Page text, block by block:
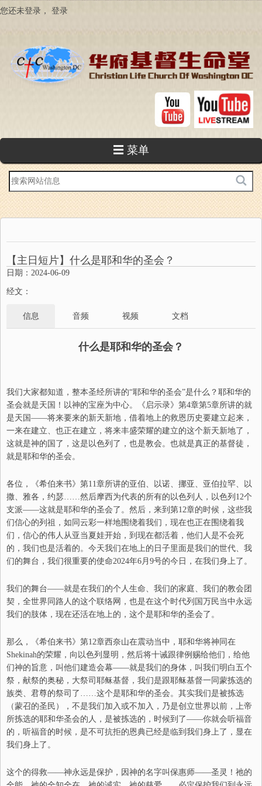
跳
您还未登录， 登录
☰ 菜单
站
内
搜
索
【主日短片】什么是耶和华的圣会？
日期：2024-06-09
经文：
信息 音频 视频 文档
什么是耶和华的圣会？
我们大家都知道，整本圣经所讲的“耶和华的圣会”是什么？耶和华的
圣会就是天国！以神的宝座为中心。
《启示录》第4章第5章所讲的就
是天国 ——将来要来的新天新地， 借着地上的救恩历史要建立起来，
一来在建立、 也正在建立，将来丰盛荣耀的建立的这个新天新地了，
这就是神的国了 ， 这是以色列 了 ，也是教会。也就是真正的基督徒，
就是耶和华的圣会。
各位，《希伯来书》第11章所讲的亚伯、 以诺、 挪亚 、 亚伯拉罕、
以
撒、 雅各，约瑟……然后摩西为代表的所有的以色列人，以色列12个
支派——这就是耶和华的圣会了。然后，来到第12章的时候，这些我
们信心的列祖，如同云彩一样地围绕着我们，现在也正在围绕着我
们 ， 信心的伟人从亚当夏娃开始，到现在都活着， 他们 人是不会死
的，我们也是活着的。今天我们在地上的日子里面是我们的世代、 我
们的舞台，我们很重要的使命2024年6月9号的今日 ， 在我们身上了。
我们的舞台——就是在我们的个人生命、 我们的家庭、 我们的教会团
契，全世界同路人的这个联络网，也是在这个时代列国万民当中永远
我们的肢体，现在还活在地上的，这个是耶和华的圣会了。
那么，《希伯来书》第12章西奈山在震动当中，耶和华将神 同在
Shekinah的荣耀，向以色列显明， 然后将十诫跟律例 赐给他们 ，给他
们神的旨意 ， 叫他们建造会幕——就是我们的身体，叫我们明白五个
祭，献祭的奥秘，大祭司耶稣基督，我们是跟耶稣基督一同蒙拣选的
族类、 君尊的祭司 了 ……这个是耶和华的圣会。其实我们是被拣选
（蒙召的圣民 ） ， 不是我们加入或不加入，乃是创立世界以前，上帝
所拣选的耶和华圣会的人，是被拣选的，时候到了——你就会听福音
的 ， 听福音的时候，是不可抗拒的恩典已经是临到我们身上了，显在
我们身上了。
这个的得救——神永远是保护，因神的名字叫保惠师——圣灵！祂的